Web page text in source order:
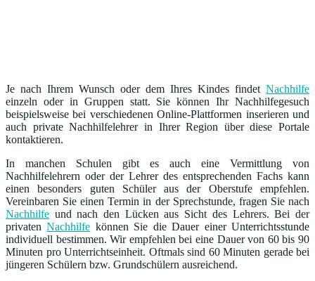
Je nach Ihrem Wunsch oder dem Ihres Kindes findet Nachhilfe
einzeln oder in Gruppen statt. Sie können Ihr Nachhilfegesuch
beispielsweise bei verschiedenen Online-Plattformen inserieren und
auch private Nachhilfelehrer in Ihrer Region über diese Portale
kontaktieren.
In manchen Schulen gibt es auch eine Vermittlung von
Nachhilfelehrern oder der Lehrer des entsprechenden Fachs kann
einen besonders guten Schüler aus der Oberstufe empfehlen.
Vereinbaren Sie einen Termin in der Sprechstunde, fragen Sie nach
Nachhilfe und nach den Lücken aus Sicht des Lehrers. Bei der
privatenNachhilfe können Sie die Dauer einer Unterrichtsstunde
individuell bestimmen. Wir empfehlen bei eine Dauer von 60 bis 90
Minuten pro Unterrichtseinheit. Oftmals sind 60 Minuten gerade bei
jüngeren Schülern bzw. Grundschülern ausreichend.